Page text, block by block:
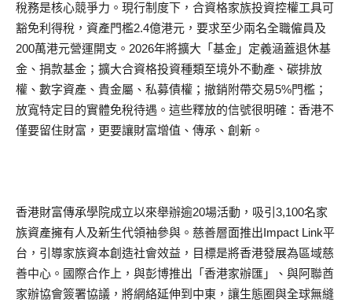
稅務是核心競爭力。現行制度下，合資格家族投資控權工具可
豁免利得稅，資產門檻2.4億港元，要求至少兩名全職僱員及
200萬港元營運開支。2026年將擴大「基金」定義涵蓋退休基
金、捐款基金；擴大合資格投資種類至境外不動產、碳排放
權、數字資產、貴金屬、私募債權；撤銷附帶交易5%門檻；
放寬特定目的實體免稅待遇。這些釋放的信號很明確：香港不
僅要留住財富，更要讓財富增值、傳承、創新。
香港財富傳承學院成立以來舉辦逾20場活動，吸引3,100名家
族資產擁有人及新生代領袖參與。慈善層面推出Impact Link平
台，引導家族資本創造社會效益，目標是將香港發展為區域慈
善中心。國際合作上，與彭博推出「香港家辦匯」、與阿聯酋
家辦協會簽署協議，將網絡延伸到中東，讓生態圈與全球無縫